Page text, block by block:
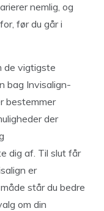
nemlig, og
før du går i
de vigtigste
bag Invisalign-
bestemmer
der
dig af. Til slut får
er
står du bedre
om din